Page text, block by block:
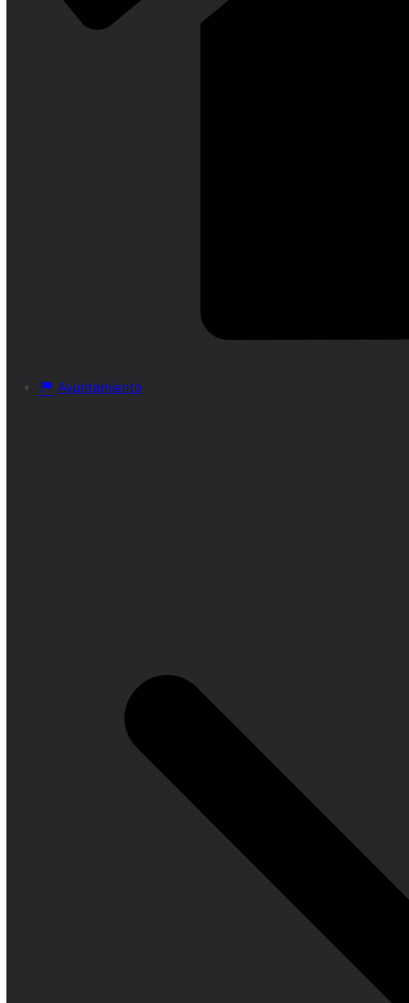
Ayuntamiento